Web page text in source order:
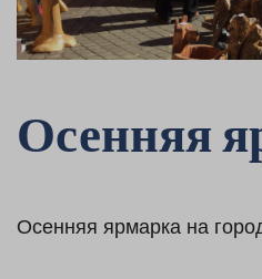
Осенняя
Осенняя ярмарка на